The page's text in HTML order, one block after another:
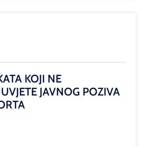
KOJI NE
JAVNOG POZIVA